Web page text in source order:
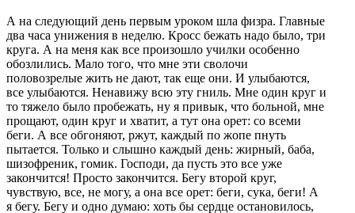
А на следующий день первым уроком шла физра. Главные
два часа унижения в неделю. Кросс бежать надо было, три
круга. А на меня как все произошло училки особенно
обозлились. Мало того, что мне эти сволочи
половозрелые жить не дают, так еще они. И улыбаются,
все улыбаются. Ненавижу всю эту гниль. Мне один круг и
то тяжело было пробежать, ну я привык, что больной, мне
прощают, один круг и хватит, а тут она орет: со всеми
беги. А все обгоняют, ржут, каждый по жопе пнуть
пытается. Только и слышно каждый день: жирный, баба,
шизофреник, гомик. Господи, да пусть это все уже
закончится! Просто закончится. Бегу второй круг,
чувствую, все, не могу, а она все орет: беги, сука, беги! А
я бегу. Бегу и одно думаю: хоть бы сердце остановилось,